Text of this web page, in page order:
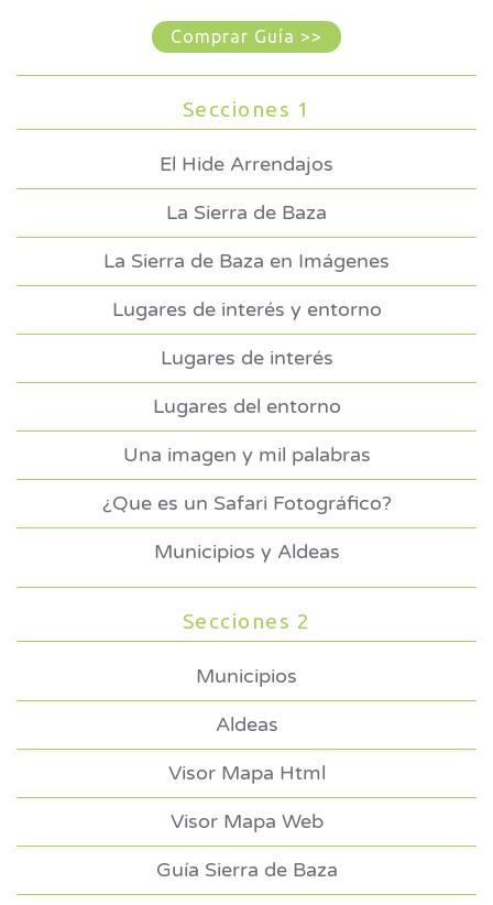
Comprar Guía >>
Secciones 1
El Hide Arrendajos
La Sierra de Baza
La Sierra de Baza en Imágenes
Lugares de interés y entorno
Lugares de interés
Lugares del entorno
Una imagen y mil palabras
¿Que es un Safari Fotográfico?
Municipios y Aldeas
Secciones 2
Municipios
Aldeas
Visor Mapa Html
Visor Mapa Web
Guía Sierra de Baza